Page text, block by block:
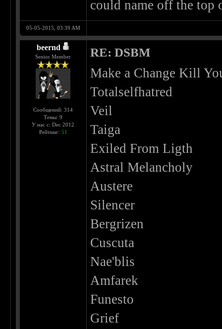
could name off the top
05-05-2015, 03:39 AM
beernd
Senior Member
Сообщений: 314
Темы: 9
У нас с: Dec 2012
Рейтинг: 51
RE: DSBM
Make a Change Kill
Totalselfhatred
Veil
Taiga
Exiled From Ligth
Astral Melancholy
Austere
Silencer
Bergrizen
Cuscuta
Nae'blis
Amfarek
Funesto
Grief